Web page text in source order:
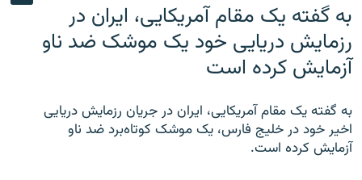
به گفته یک مقام آمریکایی، ایران در
رزمایش دریایی خود یک موشک ضد ناو
آزمایش کرده است
به گفته یک مقام آمریکایی، ایران در جریان رزمایش دریایی
اخیر خود در خلیج فارس، یک موشک کوتاه‌برد ضد ناو
آزمایش کرده است.